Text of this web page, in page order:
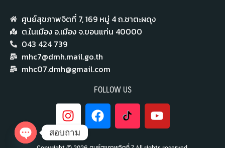
ศูนย์สุขภาพจิตที่ 7,​ 169 หมู่ 4 ถ.ชาตะผดุง
ต.ในเมือง อ.เมือง จ.ขอนแก่น 40000
043 424 739
mhc7@dmh.mail.go.th
mhc07.dmh@gmail.com
FOLLOW US
สอบถาม